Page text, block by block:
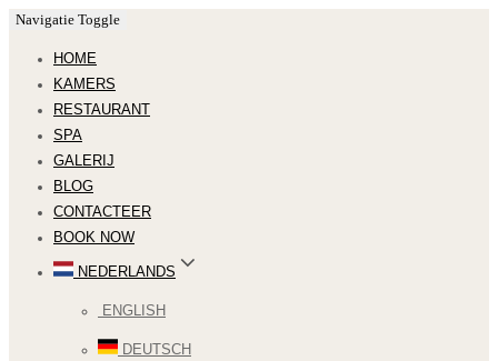
Navigatie Toggle
HOME
KAMERS
RESTAURANT
SPA
GALERIJ
BLOG
CONTACTEER
BOOK NOW
NEDERLANDS
ENGLISH
DEUTSCH